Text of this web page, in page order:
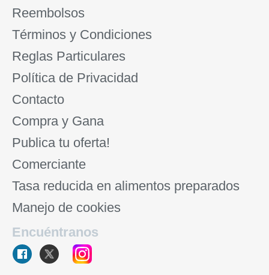
Reembolsos
Términos y Condiciones
Reglas Particulares
Política de Privacidad
Contacto
Compra y Gana
Publica tu oferta!
Comerciante
Tasa reducida en alimentos preparados
Manejo de cookies
Encuéntranos